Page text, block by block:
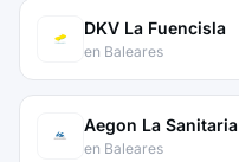
DKV La Fuencisla
en Baleares
Aegon La Sanitaria
en Baleares